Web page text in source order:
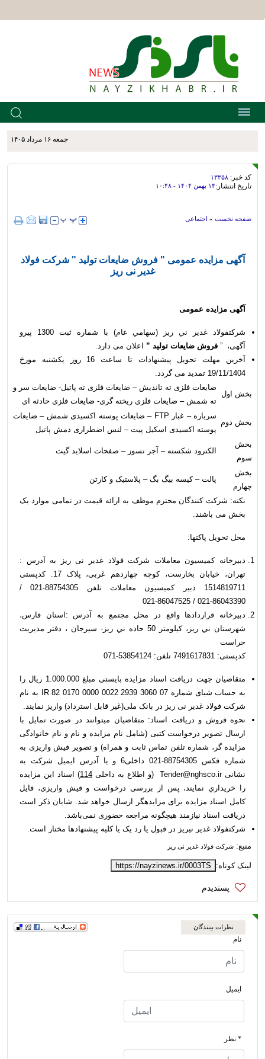
جمعه ۱۶ مرداد ۱۴۰۵
کد خبر: ۱۳۳۵۸
تاریخ انتشار:۱۴ بهمن ۱۴۰۴ - ۱۰:۴۸
صفحه نخست » اجتماعی
آگهی مزایده عمومی " فروش ضایعات تولید " شرکت فولاد
غدیر نی ریز
آگهی مزایده عمومی
شركتفولاد غدير ني ­ريز (سهامي عام) با شماره ثبت 1300 پیرو
آگهی، ” فروش ضایعات تولید ” اعلان می دارد.
آخرین مهلت تحويل پيشنهادات تا ساعت 16 روز یکشنبه مورخ
19/11/1404 تمدید می گردد.
بخش اول
ضایعات فلزی ته تاندیش – ضایعات فلزی ته پاتیل- ضایعات سر و
ته شمش – ضایعات فلزی ریخته گری- ضایعات فلزی حادثه ای
بخش دوم
سرباره – غبار FTP – ضایعات پوسته اکسیدی شمش – ضایعات
پوسته اکسیدی اسکیل پیت – لنس اضطراری دمش پاتیل
بخش
سوم
الکترود شکسته – آجر نسوز – صفحات اسلاید گیت
بخش
چهارم
پالت – کیسه بیگ بگ – پلاستیک و کارتن
نکته: شرکت کنندگان محترم موظف به ارائه قیمت در تمامی موارد یک
بخش می باشند.
محل تحویل پاکت­ها:
دبیرخانه کمیسیون معاملات شرکت فولاد غدیر نی ­ریز به آدرس :
تهران، خیابان بخارست، کوچه چهاردهم غربی، پلاک 17. کدپستی
1514819711 دبیر کمیسیون معاملات تلفن 88754305-021 /
86043390-021 / 86047525-021
دبیرخانه قراردادها واقع در محل مجتمع به آدرس :استان فارس،
شهرستان ني ­ريز، كيلومتر 50 جاده ني ريز- سيرجان ، دفتر مدیریت
حراست
کدپستی: 7491617831 تلفن: 53854124-071
متقاضیان جهت دريافت اسناد مزایده بایستی مبلغ 1.000.000 ریال را
به حساب شبای شماره 07 3060 2939 0022 0000 0170 82 IR به نام
شرکت فولاد غدیر نی ریز در بانک ملی(غير قابل استرداد) واریز نمایند.
نحوه فروش و دریافت اسناد: متقاضیان می­توانند در صورت تمایل با
ارسال تصویر درخواست کتبی (شامل نام مزایده و نام و نام خانوادگی
مزایده­ گر، شماره تلفن تماس ثابت و همراه) و تصویر فیش واریزی به
شماره فکس 88754305-021 داخلی6 و یا آدرس ایمیل شرکت به
نشانی Tender@nghsco.ir (و اطلاع به داخلی
114) اسناد این مزایده
را خریداري نمایند، پس از بررسی درخواست و فیش واریزی، فایل
کامل اسناد مزایده برای مزایده­گر ارسال خواهد شد. شایان ذکر است
دریافت اسناد نیازمند هیچگونه مراجعه حضوری نمی‌باشد.
شركتفولاد غدير ني­ريز در قبول یا رد یک یا کلیه پیشنهادها مختار است.
منبع: شرکت فولاد غدیر نی ریز
لینک کوتاه: https://nayzinews.ir/0003TS
نظرات بینندگان
نام
ایمیل
* نظر